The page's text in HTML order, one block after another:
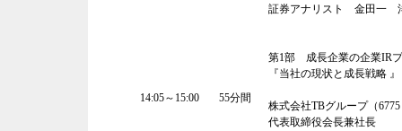
証券アナリスト 金田一
14:05～15:00 55分間
第1部 成長企業の企業IR
『当社の現状と成長戦略 』
株式会社TBグループ（
代表取締役会長兼社長